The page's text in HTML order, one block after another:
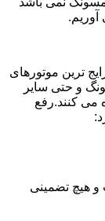
ترین موتورهای
و حتی سایر
می کنند.رفع
هیچ تضمینی